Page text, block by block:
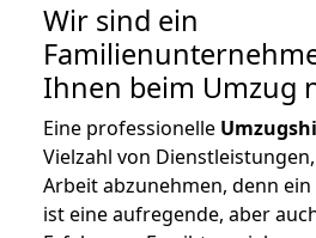
Wir sind ein
Ihnen beim Umzug
Eine professionelle
Vielzahl von
Arbeit abzunehmen, denn
ist eine aufregende, aber